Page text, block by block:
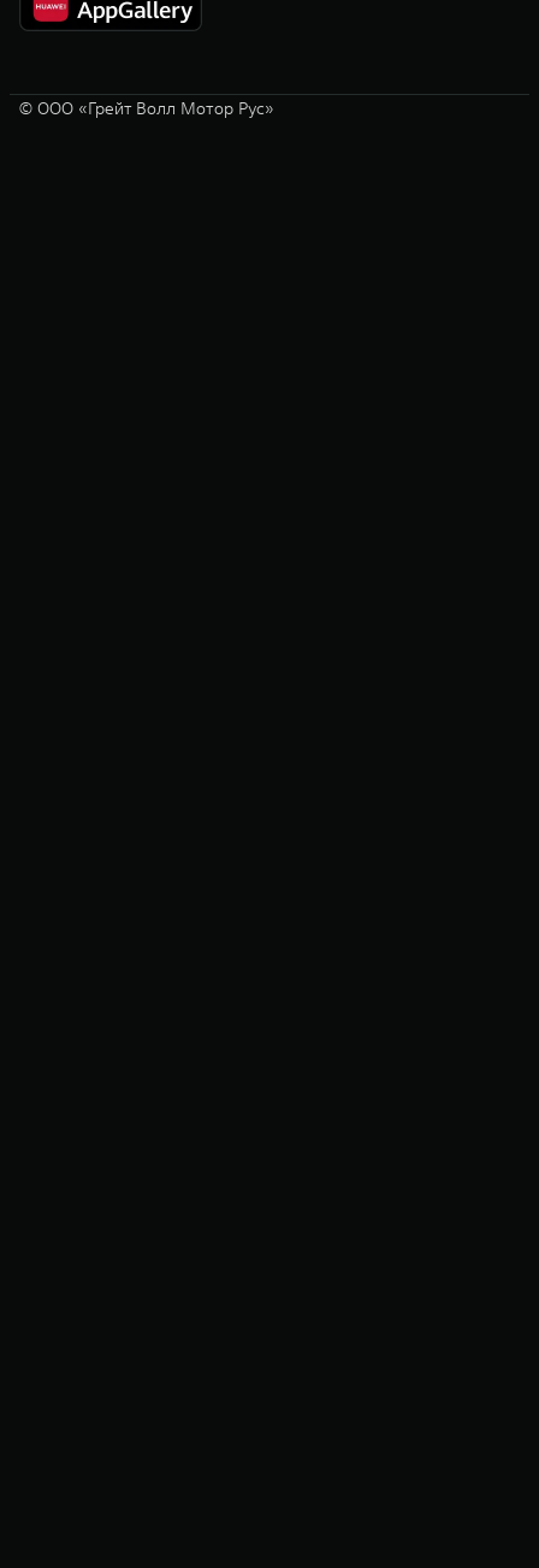
© ООО «Грейт Волл Мотор Рус»